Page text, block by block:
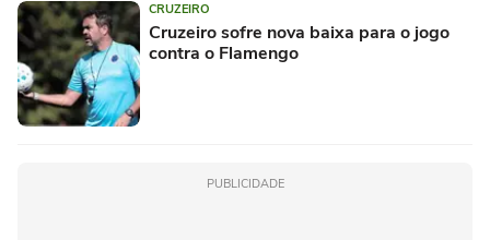
CRUZEIRO
Cruzeiro sofre nova baixa para o jogo
contra o Flamengo
PUBLICIDADE